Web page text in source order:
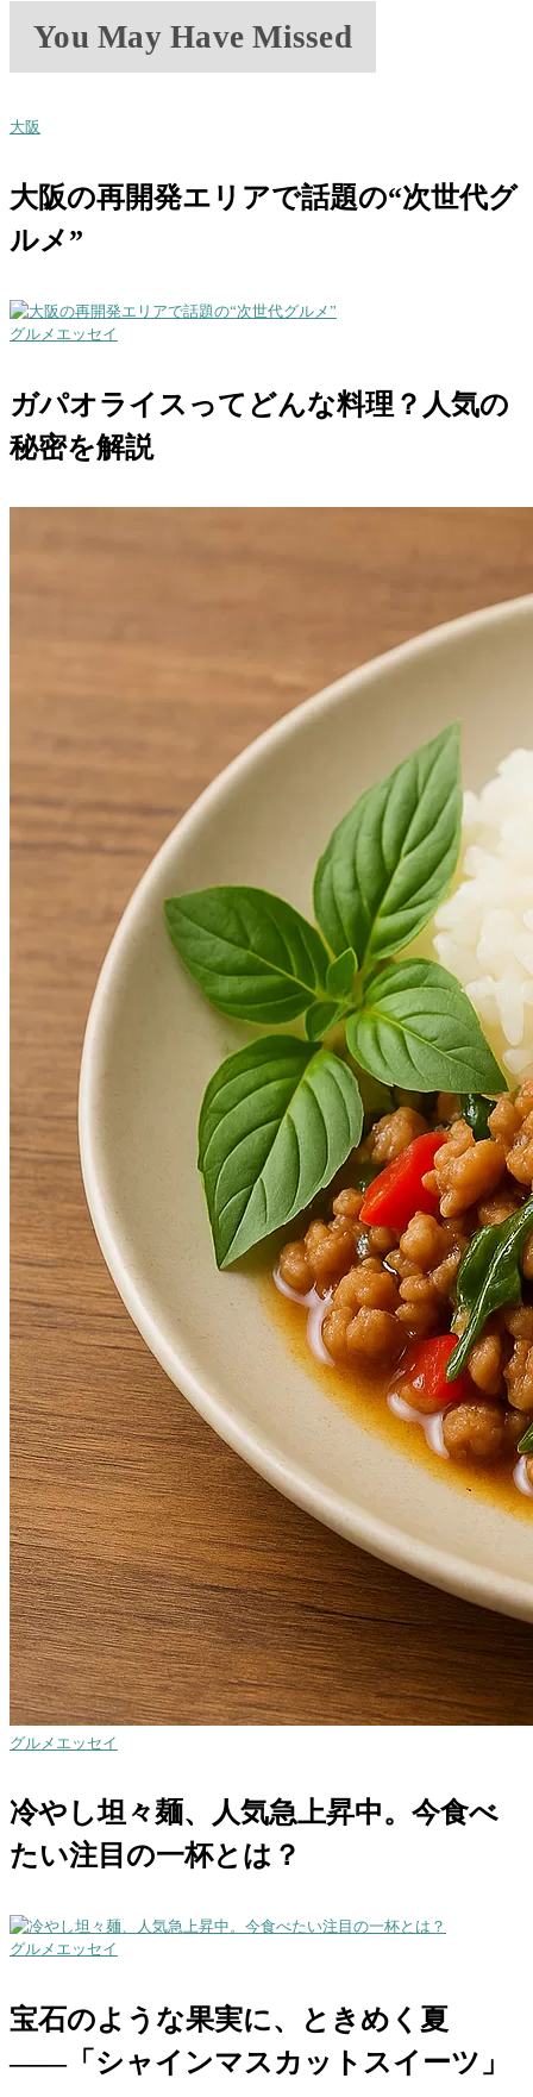
You May Have Missed
大阪
大阪の再開発エリアで話題の“次世代グ
ルメ”
グルメエッセイ
ガパオライスってどんな料理？人気の
秘密を解説
グルメエッセイ
冷やし坦々麺、人気急上昇中。今食べ
たい注目の一杯とは？
グルメエッセイ
宝石のような果実に、ときめく夏
――「シャインマスカットスイーツ」